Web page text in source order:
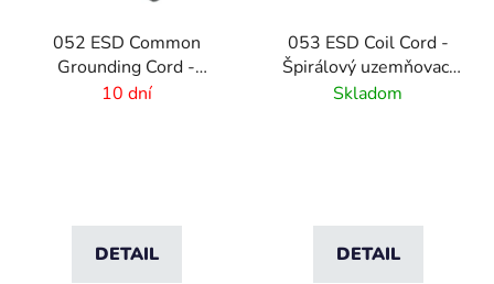
052 ESD Common
Grounding Cord -
uzemňovací kábel
10 dní
DETAIL
053 ESD Coil Cord -
Špirálový uzemňovací
kábel
Skladom
DETAIL